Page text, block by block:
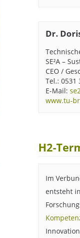
Dr.
SE²A –
CEO /
Tel.: 0531
E-Mail:
www.tu-
H2-
Im
entsteht